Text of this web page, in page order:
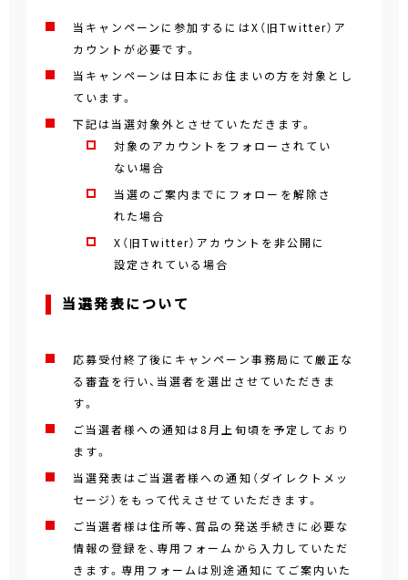
当キャンペーンに参加するにはX（旧Twitter）ア
カウントが必要です。
当キャンペーンは日本にお住まいの方を対象とし
ています。
下記は当選対象外とさせていただきます。
対象のアカウントをフォローされてい
ない場合
当選のご案内までにフォローを解除さ
れた場合
X（旧Twitter）アカウントを非公開に
設定されている場合
当選発表について
応募受付終了後にキャンペーン事務局にて厳正な
る審査を行い、当選者を選出させていただきま
す。
ご当選者様への通知は8月上旬頃を予定しており
ます。
当選発表はご当選者様への通知（ダイレクトメッ
セージ）をもって代えさせていただきます。
ご当選者様は住所等、賞品の発送手続きに必要な
情報の登録を、専用フォームから入力していただ
きます。専用フォームは別途通知にてご案内いた